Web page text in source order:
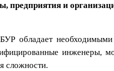
предприятия и
обладает необходимыми
инженеры,
сложности.